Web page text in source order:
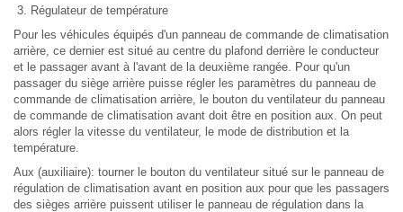
Régulateur de température
Pour les véhicules équipés d'un panneau de commande de climatisation
arrière, ce dernier est situé au centre du plafond derrière le conducteur
et le passager avant à l'avant de la deuxième rangée. Pour qu'un
passager du siège arrière puisse régler les paramètres du panneau de
commande de climatisation arrière, le bouton du ventilateur du panneau
de commande de climatisation avant doit être en position aux. On peut
alors régler la vitesse du ventilateur, le mode de distribution et la
température.
Aux (auxiliaire): tourner le bouton du ventilateur situé sur le panneau de
régulation de climatisation avant en position aux pour que les passagers
des sièges arrière puissent utiliser le panneau de régulation dans la